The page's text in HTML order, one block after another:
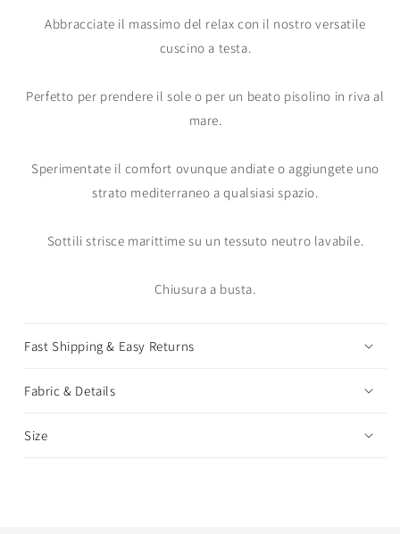
Abbracciate il massimo del relax con il nostro versatile
cuscino a testa.
Perfetto per prendere il sole o per un beato pisolino in riva al
mare.
Sperimentate il comfort ovunque andiate o aggiungete uno
strato mediterraneo a qualsiasi spazio.
Sottili strisce marittime su un tessuto neutro lavabile.
Chiusura a busta.
Fast Shipping & Easy Returns
Fabric & Details
Size